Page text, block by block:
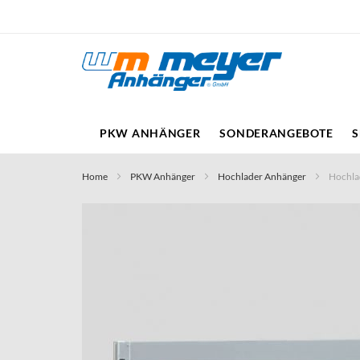
Inhalt
PKW ANHÄNGER SONDERANGEBOTE
Home PKW Anhänger Hochlader Anhänger